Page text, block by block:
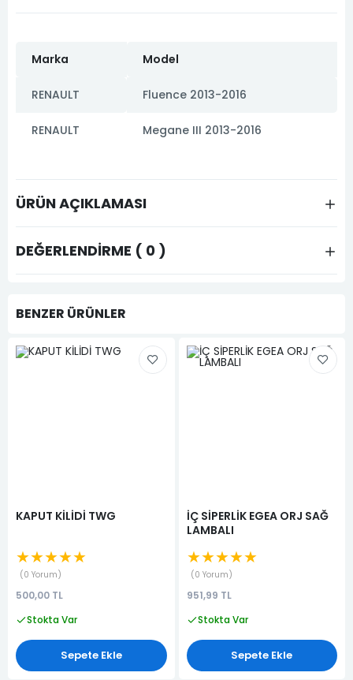
Marka Model
RENAULT Fluence 2013-2016
RENAULT Megane III 2013-2016
ÜRÜN AÇIKLAMASI
DEĞERLENDIRME ( 0 )
BENZER ÜRÜNLER
KAPUT KİLİDİ TWG
★★★★★
0 Yorum
500,00 TL
Stokta Var
Sepete Ekle
İÇ SİPERLİK EGEA ORJ SAĞ
LAMBALI
★★★★★
0 Yorum
951,99 TL
Stokta Var
Sepete Ekle